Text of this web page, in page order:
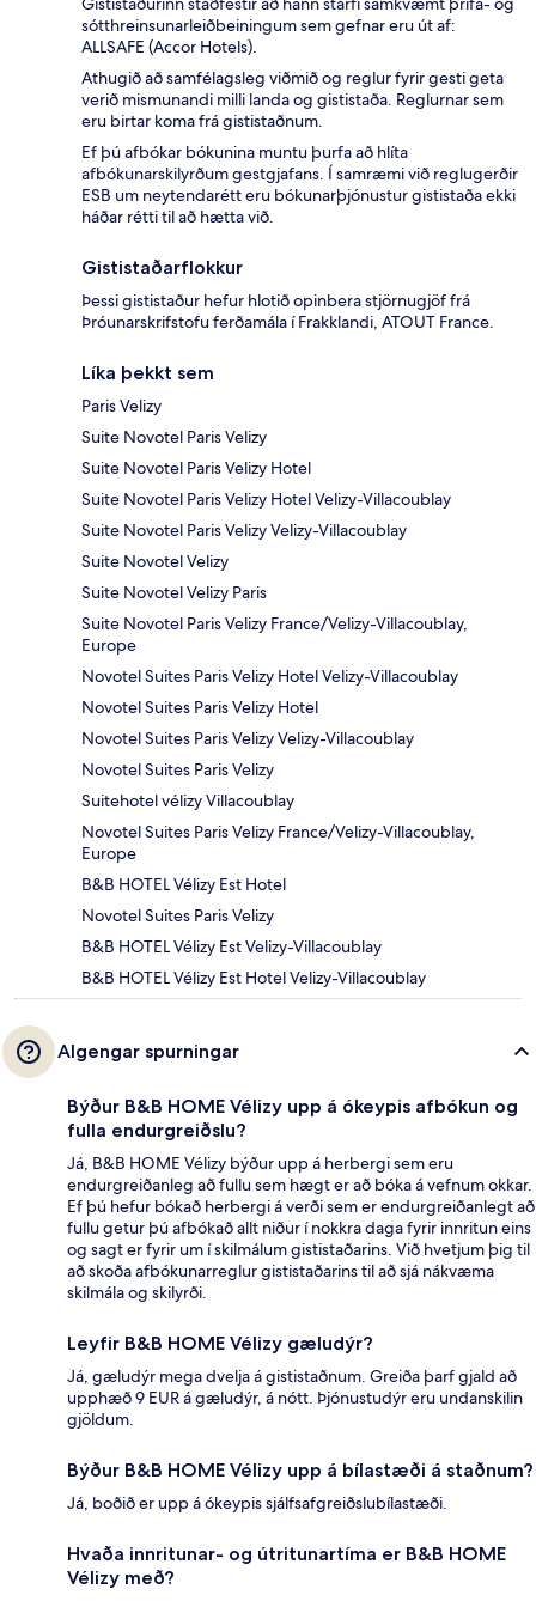
sótthreinsunarleiðbeiningum sem gefnar eru út af:
ALLSAFE (Accor Hotels).
Athugið að samfélagsleg viðmið og reglur fyrir gesti geta
verið mismunandi milli landa og gististaða. Reglurnar sem
eru birtar koma frá gististaðnum.
Ef þú afbókar bókunina muntu þurfa að hlíta
afbókunarskilyrðum gestgjafans. Í samræmi við reglugerðir
ESB um neytendarétt eru bókunarþjónustur gististaða ekki
háðar rétti til að hætta við.
Gististaðarflokkur
Þessi gististaður hefur hlotið opinbera stjörnugjöf frá
Þróunarskrifstofu ferðamála í Frakklandi, ATOUT France.
Líka þekkt sem
Paris Velizy
Suite Novotel Paris Velizy
Suite Novotel Paris Velizy Hotel
Suite Novotel Paris Velizy Hotel Velizy-Villacoublay
Suite Novotel Paris Velizy Velizy-Villacoublay
Suite Novotel Velizy
Suite Novotel Velizy Paris
Suite Novotel Paris Velizy France/Velizy-Villacoublay,
Europe
Novotel Suites Paris Velizy Hotel Velizy-Villacoublay
Novotel Suites Paris Velizy Hotel
Novotel Suites Paris Velizy Velizy-Villacoublay
Novotel Suites Paris Velizy
Suitehotel vélizy Villacoublay
Novotel Suites Paris Velizy France/Velizy-Villacoublay,
Europe
B&B HOTEL Vélizy Est Hotel
Novotel Suites Paris Velizy
B&B HOTEL Vélizy Est Velizy-Villacoublay
B&B HOTEL Vélizy Est Hotel Velizy-Villacoublay
Algengar spurningar
Býður B&B HOME Vélizy upp á ókeypis afbókun og
fulla endurgreiðslu?
Já, B&B HOME Vélizy býður upp á herbergi sem eru
endurgreiðanleg að fullu sem hægt er að bóka á vefnum okkar.
Ef þú hefur bókað herbergi á verði sem er endurgreiðanlegt að
fullu getur þú afbókað allt niður í nokkra daga fyrir innritun eins
og sagt er fyrir um í skilmálum gististaðarins. Við hvetjum þig til
að skoða afbókunarreglur gististaðarins til að sjá nákvæma
skilmála og skilyrði.
Leyfir B&B HOME Vélizy gæludýr?
Já, gæludýr mega dvelja á gististaðnum. Greiða þarf gjald að
upphæð 9 EUR á gæludýr, á nótt. Þjónustudýr eru undanskilin
gjöldum.
Býður B&B HOME Vélizy upp á bílastæði á staðnum?
Já, boðið er upp á ókeypis sjálfsafgreiðslubílastæði.
Hvaða innritunar- og útritunartíma er B&B HOME
Vélizy með?